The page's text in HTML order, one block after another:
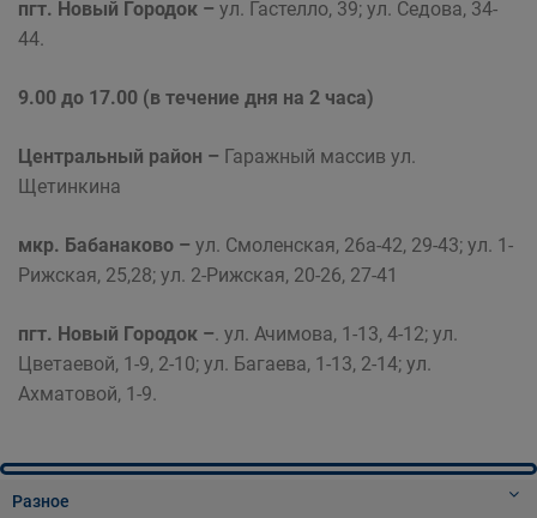
пгт. Новый Городок – ул. Гастелло, 39; ул. Седова, 34-
44.
9.00 до 17.00 (в течение дня на 2 часа)
Центральный район – Гаражный массив ул.
Щетинкина
мкр. Бабанаково – ул. Смоленская, 26а-42, 29-43; ул. 1-
Рижская, 25,28; ул. 2-Рижская, 20-26, 27-41
пгт. Новый Городок –. ул. Ачимова, 1-13, 4-12; ул.
Цветаевой, 1-9, 2-10; ул. Багаева, 1-13, 2-14; ул.
Ахматовой, 1-9.
Разное